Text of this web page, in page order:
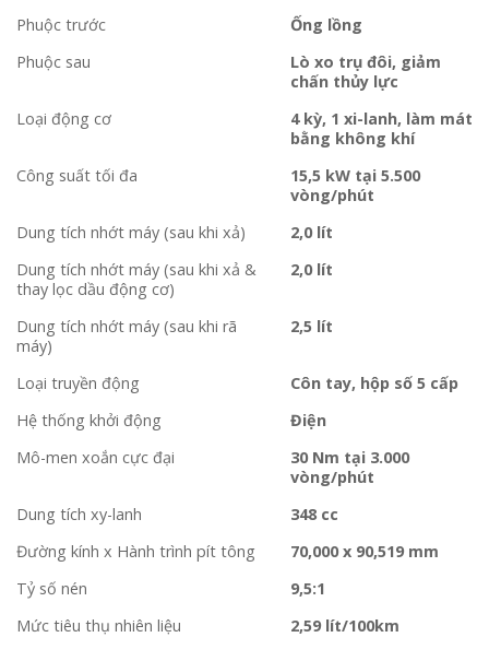
Phuộc trước
Ống lồng
Phuộc sau
Lò xo trụ đôi, giảm
chấn thủy lực
Loại động cơ
4 kỳ, 1 xi-lanh, làm mát
bằng không khí
Công suất tối đa
15,5 kW tại 5.500
vòng/phút
Dung tích nhớt máy (sau khi xả)
2,0 lít
Dung tích nhớt máy (sau khi xả &
thay lọc dầu động cơ)
2,0 lít
Dung tích nhớt máy (sau khi rã
máy)
2,5 lít
Loại truyền động
Côn tay, hộp số 5 cấp
Hệ thống khởi động
Điện
Mô-men xoắn cực đại
30 Nm tại 3.000
vòng/phút
Dung tích xy-lanh
348 cc
Đường kính x Hành trình pít tông
70,000 x 90,519 mm
Tỷ số nén
9,5:1
Mức tiêu thụ nhiên liệu
2,59 lít/100km